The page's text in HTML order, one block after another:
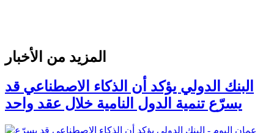
المزيد من الأخبار
البنك الدولي يؤكد أن الذكاء الاصطناعي قد
يسرّع تنمية الدول النامية خلال عقد واحد